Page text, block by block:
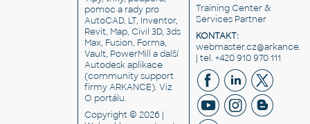
pomoc a rady pro
AutoCAD, LT, Inventor,
Revit, Map, Civil 3D, 3ds
Max, Fusion, Forma,
Vault, PowerMill a další
Autodesk aplikace
(community support
firmy ARKANCE). Viz
O portálu.
Copyright © 2026 |
Training Center &
Services Partner
KONTAKT:
| tel. +420 910 970 111